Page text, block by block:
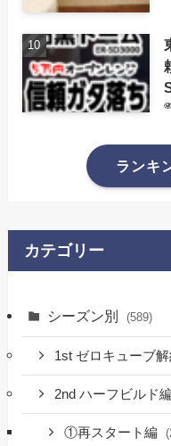
ランキ
カテゴリー
シーズン別 (589)
1st ゼロキューブ
2nd ハーフビルド
①再スタート編